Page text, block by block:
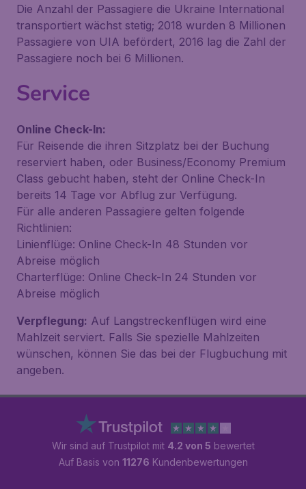
Die Anzahl der Passagiere die Ukraine International
transportiert wächst stetig; 2018 wurden 8 Millionen
Passagiere von UIA befördert, 2016 lag die Zahl der
Passagiere noch bei 6 Millionen.
Service
Online Check-In:
Für Reisende die ihren Sitzplatz bei der Buchung
reserviert haben, oder Business/Economy Premium
Class gebucht haben, steht der Online Check-In
bereits 14 Tage vor Abflug zur Verfügung.
Für alle anderen Passagiere gelten folgende
Richtlinien:
Linienflüge: Online Check-In 48 Stunden vor
Abreise möglich
Charterflüge: Online Check-In 24 Stunden vor
Abreise möglich
Verpflegung: Auf Langstreckenflügen wird eine
Mahlzeit serviert. Falls Sie spezielle Mahlzeiten
wünschen, können Sie das bei der Flugbuchung mit
angeben.
Wir sind auf Trustpilot mit 4.2 von 5 bewertet
Auf Basis von 11276 Kundenbewertungen